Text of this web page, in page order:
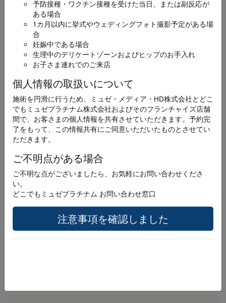
予防接種・ワクチン接種を受けた当日、または副反応が
ある場合
1カ月以内に挙式やウェディングフォト撮影予定がある場
合
妊娠中である場合
生理中のデリケートゾーンおよびヒップのお手入れ
お子さま連れでのご来店
個人情報の取扱いについて
施術を円滑に行うため、ミュゼ・メディア・HD株式会社とどこ
でもミュゼプラチナム株式会社およびそのフランチャイズ店舗
間で、お客さまの個人情報を共有させていただきます。予約完
了をもって、この情報共有にご同意いただいたものとさせてい
ただきます。
ご不明点がある場合
ご不明な点がございましたら、お気軽にお問い合わせくださ
い。
どこでもミュゼプラチナム お問い合わせ窓口
注意事項を確認しました
必須 ふりがな
必須 メールアドレス
必須